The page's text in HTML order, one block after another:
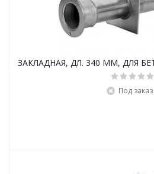
ЗАКЛАДНАЯ, ДЛ. 340 ММ, ДЛЯ
Под заказ